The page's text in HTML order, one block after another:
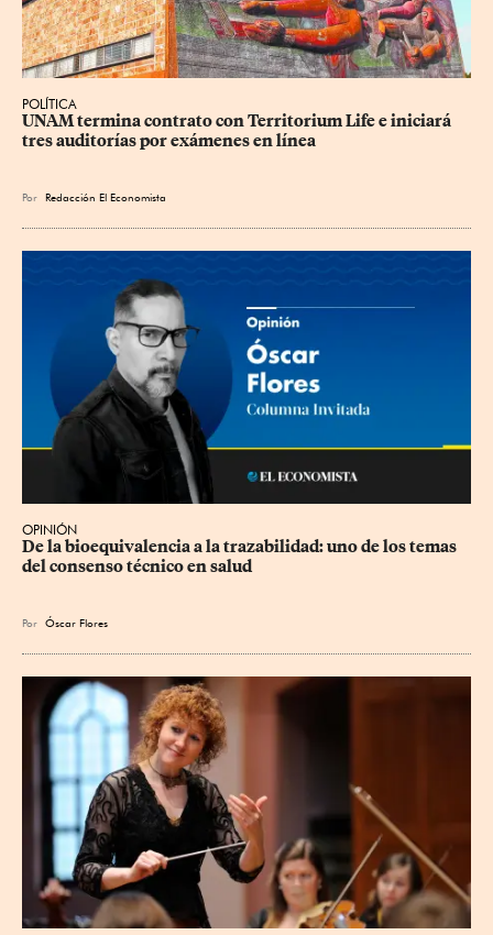
POLÍTICA
UNAM termina contrato con Territorium Life e iniciará
tres auditorías por exámenes en línea
Por Redacción El Economista
OPINIÓN
De la bioequivalencia a la trazabilidad: uno de los temas
del consenso técnico en salud
Por Óscar Flores